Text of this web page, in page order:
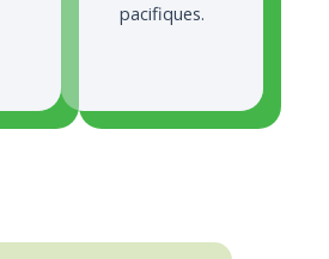
pacifiques.